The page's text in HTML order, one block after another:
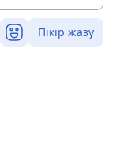
Пікір жазу